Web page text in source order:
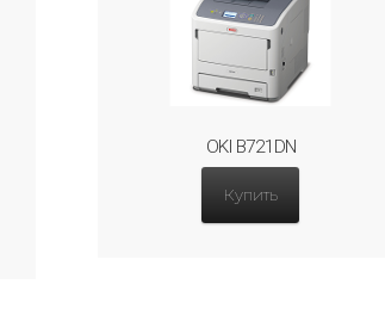
OKI B721DN
Купить